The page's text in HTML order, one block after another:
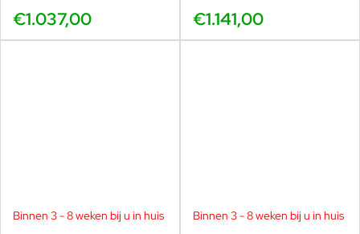
€1.037,00 €1.141,00
Binnen 3 - 8 weken bij u in huis Binnen 3 - 8 weken bij u in huis